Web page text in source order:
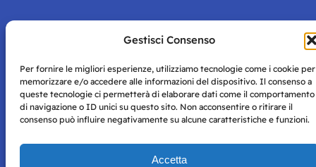
Gestisci Consenso
Per fornire le migliori esperienze, utilizziamo tecnologie come i cookie per
memorizzare e/o accedere alle informazioni del dispositivo. Il consenso a
queste tecnologie ci permetterà di elaborare dati come il comportamento
di navigazione o ID unici su questo sito. Non acconsentire o ritirare il
consenso può influire negativamente su alcune caratteristiche e funzioni.
Accetta
Storie di Napoli è una testata registrata presso il tribunale di
Napoli con autorizzazione numero 38 del 25/9/2019.
per mero scopo didattico e informativo.
Tutti i diritti riservati, ogni tentativo di copia sarà